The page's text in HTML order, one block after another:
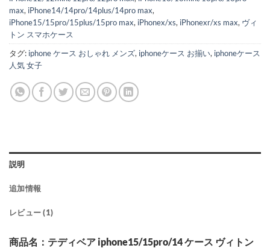
max, iPhone14/14pro/14plus/14pro max,
iPhone15/15pro/15plus/15pro max, iPhonex/xs, iPhonexr/xs max, ヴィ
トン スマホケース
タグ: iphone ケース おしゃれ メンズ, iphoneケース お揃い, iphoneケース
人気 女子
説明
追加情報
レビュー (1)
商品名：テディベア iphone15/15pro/14 ケース ヴィトン